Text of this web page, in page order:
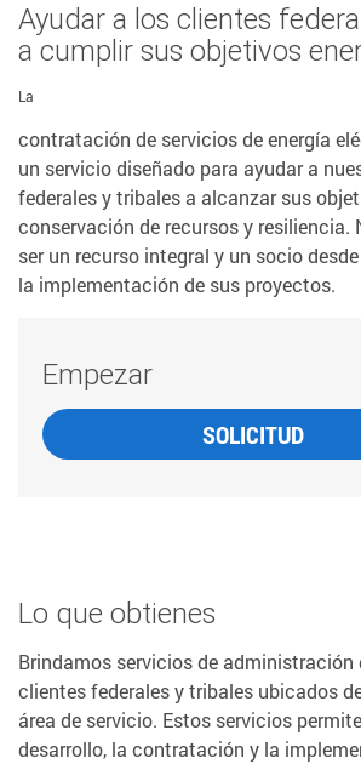
Ayudar a los clientes
a cumplir sus objetivos
La
contratación de servicios de energía
un servicio diseñado para ayudar a
federales y tribales a alcanzar sus
conservación de recursos y resiliencia.
ser un recurso integral y un socio
la implementación de sus proyectos.
Empezar
SOLICITUD
Lo que obtienes
Brindamos servicios de administración
clientes federales y tribales ubicados
área de servicio. Estos servicios
desarrollo, la contratación y la